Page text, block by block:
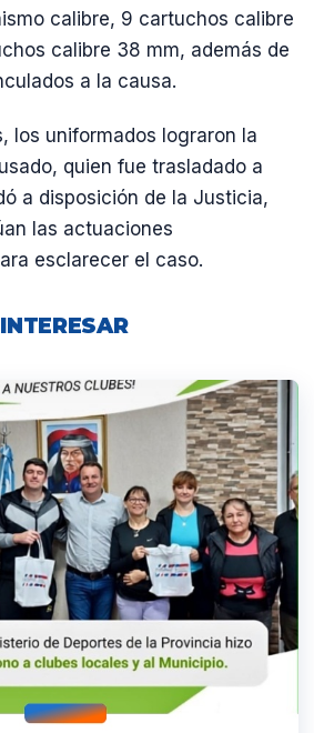
calibre, 9 cartuchos calibre
calibre 38 mm, además de
a la causa.
los uniformados lograron la
quien fue trasladado a
a disposición de la Justicia,
las actuaciones
esclarecer el caso.